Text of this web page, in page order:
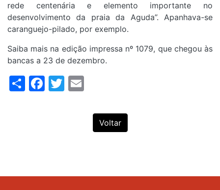
rede centenária e elemento importante no
desenvolvimento da praia da Aguda”. Apanhava-se
caranguejo-pilado, por exemplo.
Saiba mais na edição impressa nº 1079, que chegou às
bancas a 23 de dezembro.
ShareFacebook
Twitter
Voltar